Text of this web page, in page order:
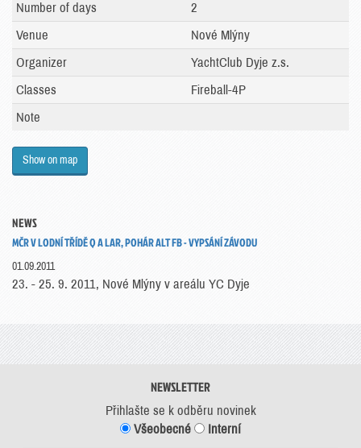
Number of days
2
Venue
Nové Mlýny
Organizer
YachtClub Dyje z.s.
Classes
Fireball-4P
Note
Show on map
NEWS
MČR V LODNÍ TŘÍDĚ Q A LAR, POHÁR ALT FB - VYPSÁNÍ ZÁVODU
01.09.2011
23. - 25. 9. 2011, Nové Mlýny v areálu YC Dyje
NEWSLETTER
Přihlašte se k odběru novinek
Všeobecné
Interní